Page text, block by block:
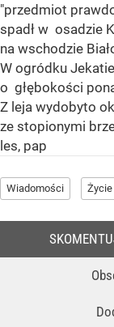
"przedmiot
spadł w osadzie
na wschodzie
W ogródku
o głębokości
Z leja wydobyto
ze stopionymi
les, pap
Wiadomości Życie